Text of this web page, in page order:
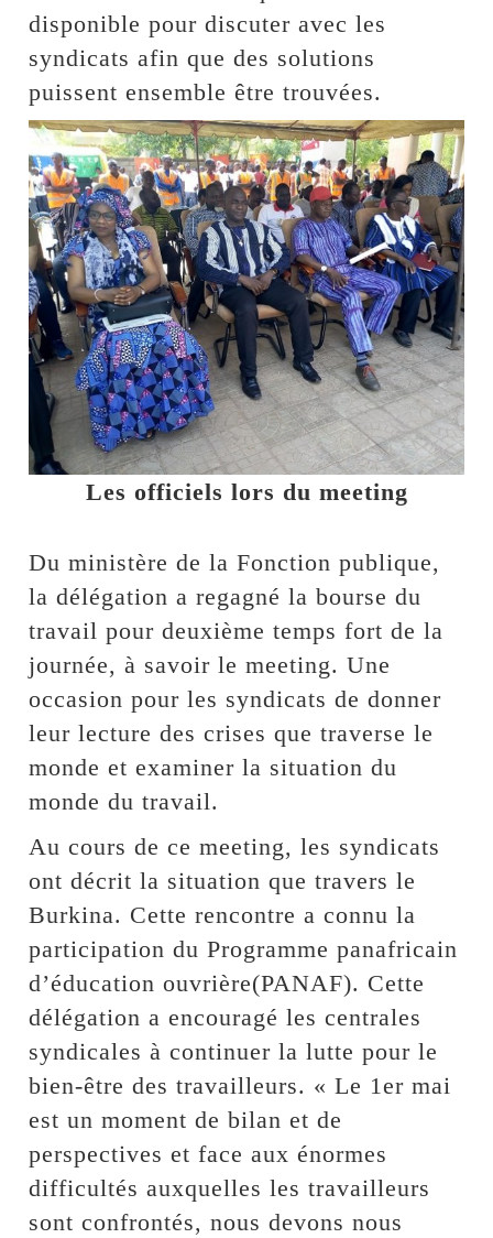
disponible pour discuter avec les
syndicats afin que des solutions
puissent ensemble être trouvées.
Les officiels lors du meeting
Du ministère de la Fonction publique,
la délégation a regagné la bourse du
travail pour deuxième temps fort de la
journée, à savoir le meeting. Une
occasion pour les syndicats de donner
leur lecture des crises que traverse le
monde et examiner la situation du
monde du travail.
Au cours de ce meeting, les syndicats
ont décrit la situation que travers le
Burkina. Cette rencontre a connu la
participation du Programme panafricain
d’éducation ouvrière(PANAF). Cette
délégation a encouragé les centrales
syndicales à continuer la lutte pour le
bien-être des travailleurs. « Le 1er mai
est un moment de bilan et de
perspectives et face aux énormes
difficultés auxquelles les travailleurs
sont confrontés, nous devons nous